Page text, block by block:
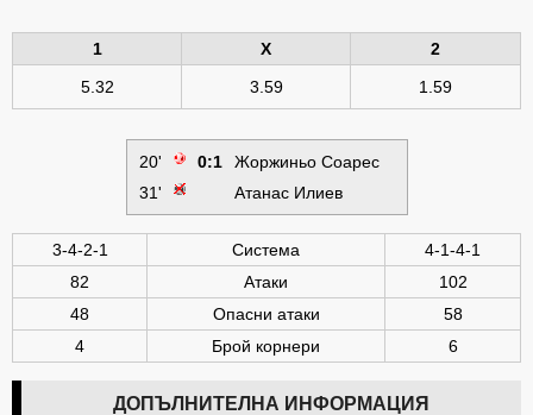
1 X
2
5.32
3.59 1.59
20' 0:1
Жоржиньо Соарес
31'
Атанас Илиев
3-4-2-1 Система
4-1-4-1
82
Атаки
102
48
Опасни атаки
58
4
Брой корнери 6
ДОПЪЛНИТЕЛНА ИНФОРМАЦИЯ